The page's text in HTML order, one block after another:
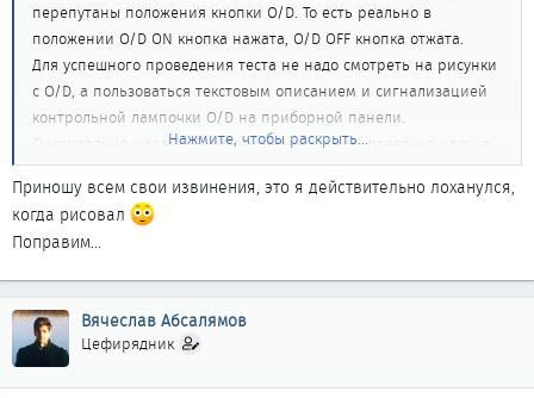
перепутаны положения кнопки O/D. То есть реально в
положении O/D ON кнопка нажата, O/D OFF кнопка отжата.
Для успешного проведения теста не надо смотреть на рисунки
с O/D, а пользоваться текстовым описанием и сигнализацией
контрольной лампочки O/D на приборной панели.
Оносительно шага "5. Выключить зажигание, повернув ключ в
положение "LOCK".
Действительно, ключ до Lock невозможно довернуть, поэтому
просто поворачиваем его до упора, в ближайшее к Lock
положение.
Нажмите, чтобы раскрыть...
Приношу всем свои извинения, это я действительно лоханулся,
когда рисовал
Поправим...
Вячеслав Абсалямов
Цефирядник